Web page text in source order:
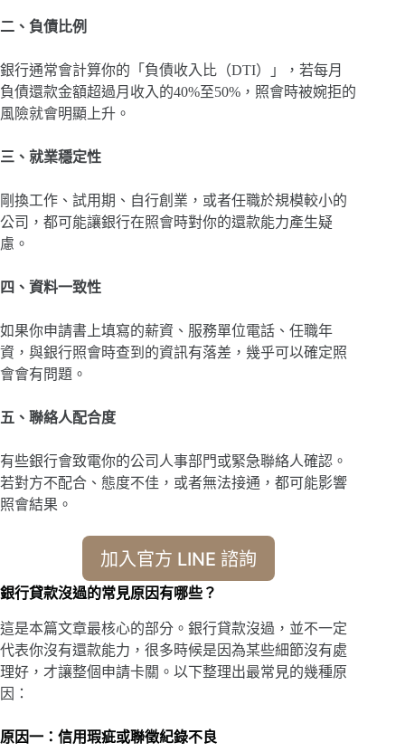
二、負債比例
銀行通常會計算你的「負債收入比（DTI）」，若每月
負債還款金額超過月收入的40%至50%，照會時被婉拒的
風險就會明顯上升。
三、就業穩定性
剛換工作、試用期、自行創業，或者任職於規模較小的
公司，都可能讓銀行在照會時對你的還款能力產生疑
慮。
四、資料一致性
如果你申請書上填寫的薪資、服務單位電話、任職年
資，與銀行照會時查到的資訊有落差，幾乎可以確定照
會會有問題。
五、聯絡人配合度
有些銀行會致電你的公司人事部門或緊急聯絡人確認。
若對方不配合、態度不佳，或者無法接通，都可能影響
照會結果。
加入官方 LINE 諮詢
銀行貸款沒過的常見原因有哪些？
這是本篇文章最核心的部分。銀行貸款沒過，並不一定
代表你沒有還款能力，很多時候是因為某些細節沒有處
理好，才讓整個申請卡關。以下整理出最常見的幾種原
因：
原因一：信用瑕疵或聯徵紀錄不良